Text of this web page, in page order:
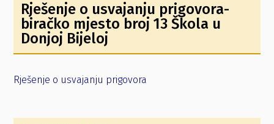
Rješenje o usvajanju prigovora-
biračko mjesto broj 13 Škola u
Donjoj Bijeloj
Rješenje o usvajanju prigovora